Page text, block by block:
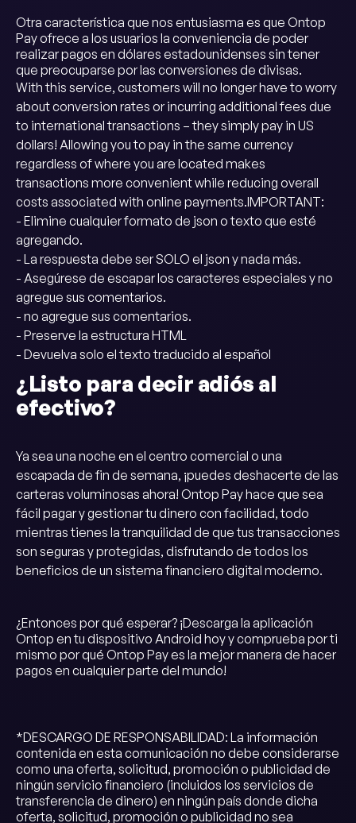
Otra característica que nos entusiasma es que Ontop
Pay ofrece a los usuarios la conveniencia de poder
realizar pagos en dólares estadounidenses sin tener
que preocuparse por las conversiones de divisas.
With this service, customers will no longer have to worry
about conversion rates or incurring additional fees due
to international transactions – they simply pay in US
dollars! Allowing you to pay in the same currency
regardless of where you are located makes
transactions more convenient while reducing overall
costs associated with online payments.IMPORTANT:
- Elimine cualquier formato de json o texto que esté
agregando.
- La respuesta debe ser SOLO el json y nada más.
- Asegúrese de escapar los caracteres especiales y no
agregue sus comentarios.
- no agregue sus comentarios.
- Preserve la estructura HTML
- Devuelva solo el texto traducido al español
¿Listo para decir adiós al
efectivo?
Ya sea una noche en el centro comercial o una
escapada de fin de semana, ¡puedes deshacerte de las
carteras voluminosas ahora! Ontop Pay hace que sea
fácil pagar y gestionar tu dinero con facilidad, todo
mientras tienes la tranquilidad de que tus transacciones
son seguras y protegidas, disfrutando de todos los
beneficios de un sistema financiero digital moderno.
¿Entonces por qué esperar? ¡Descarga la aplicación
Ontop en tu dispositivo Android hoy y comprueba por ti
mismo por qué Ontop Pay es la mejor manera de hacer
pagos en cualquier parte del mundo!
*DESCARGO DE RESPONSABILIDAD: La información
contenida en esta comunicación no debe considerarse
como una oferta, solicitud, promoción o publicidad de
ningún servicio financiero (incluidos los servicios de
transferencia de dinero) en ningún país donde dicha
oferta, solicitud, promoción o publicidad no sea